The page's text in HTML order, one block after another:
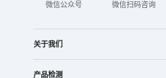
微信公众号 微信扫码咨询
关于我们
产品检测